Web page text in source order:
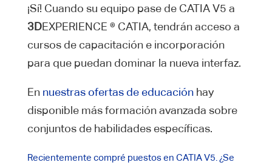
¡Sí! Cuando su equipo pase de CATIA V5 a
3DEXPERIENCE ® CATIA, tendrán acceso a
cursos de capacitación e incorporación
para que puedan dominar la nueva interfaz.
En nuestras ofertas de educaciónhay
disponible más formación avanzada sobre
conjuntos de habilidades específicas.
Recientemente compré puestos en CATIA V5. ¿Se